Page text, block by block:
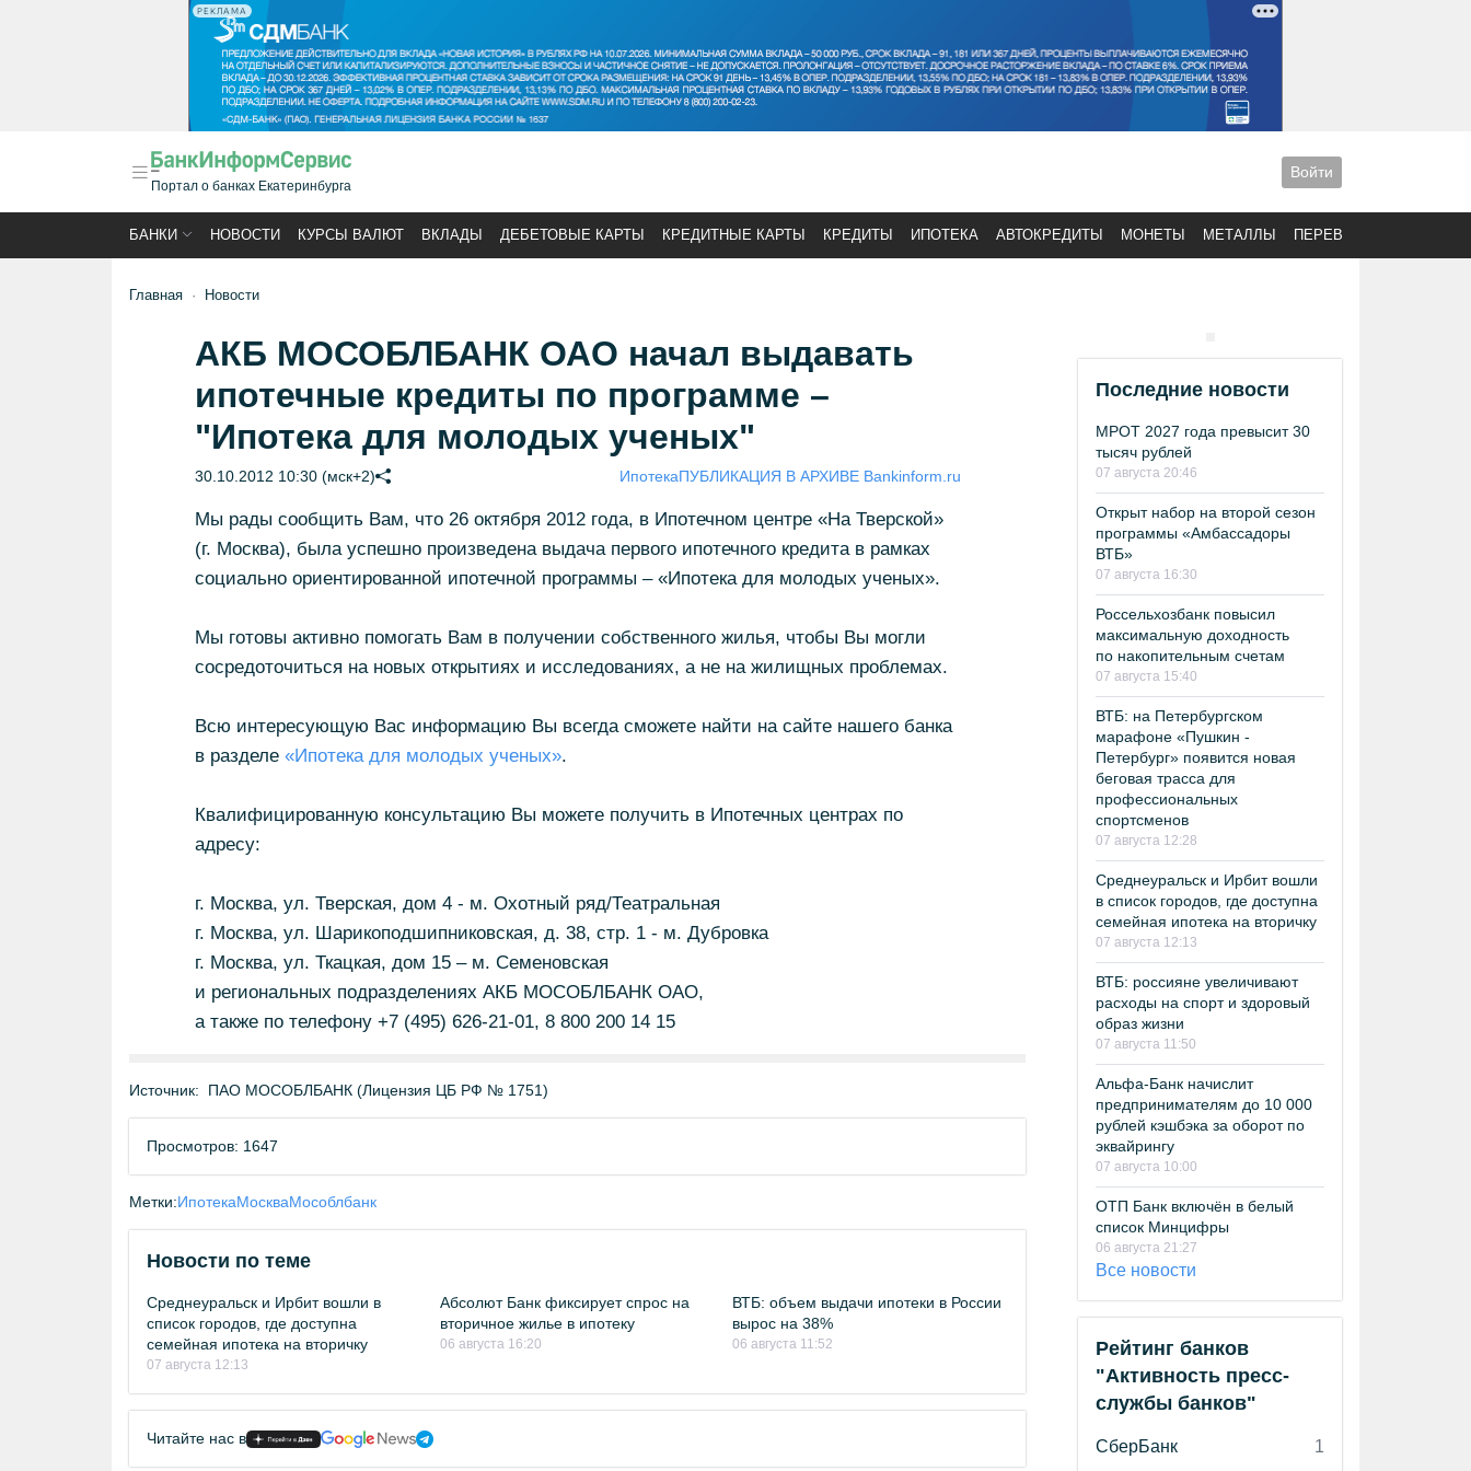
РЕКЛАМА
Портал о банках Екатеринбурга
Войти
БАНКИ НОВОСТИ КУРСЫ ВАЛЮТ ВКЛАДЫ ДЕБЕТОВЫЕ КАРТЫ КРЕДИТНЫЕ КАРТЫ КРЕДИТЫ ИПОТЕКА АВТОКРЕДИТЫ МОНЕТЫ МЕТАЛЛЫ ПЕРЕВОДЫ
Главная Новости
АКБ МОСОБЛБАНК ОАО начал выдавать
ипотечные кредиты по программе –
"Ипотека для молодых ученых"
30.10.2012 10:30 (мск+2) ИпотекаПУБЛИКАЦИЯ В АРХИВЕ Bankinform.ru
Мы рады сообщить Вам, что 26 октября 2012 года, в Ипотечном центре «На Тверской»
(г. Москва), была успешно произведена выдача первого ипотечного кредита в рамках
социально ориентированной ипотечной программы – «Ипотека для молодых ученых».
Мы готовы активно помогать Вам в получении собственного жилья, чтобы Вы могли
сосредоточиться на новых открытиях и исследованиях, а не на жилищных проблемах.
Всю интересующую Вас информацию Вы всегда сможете найти на сайте нашего банка
в разделе «Ипотека для молодых ученых».
Квалифицированную консультацию Вы можете получить в Ипотечных центрах по
адресу:
г. Москва, ул. Тверская, дом 4 - м. Охотный ряд/Театральная
г. Москва, ул. Шарикоподшипниковская, д. 38, стр. 1 - м. Дубровка
г. Москва, ул. Ткацкая, дом 15 – м. Семеновская
и региональных подразделениях АКБ МОСОБЛБАНК ОАО,
а также по телефону +7 (495) 626-21-01, 8 800 200 14 15
Источник: ПАО МОСОБЛБАНК (Лицензия ЦБ РФ № 1751)
Просмотров: 1647
Метки:ИпотекаМоскваМособлбанк
Новости по теме
Среднеуральск и Ирбит вошли в
список городов, где доступна
семейная ипотека на вторичку
07 августа 12:13
Абсолют Банк фиксирует спрос на
вторичное жилье в ипотеку
06 августа 16:20
ВТБ: объем выдачи ипотеки в России
вырос на 38%
06 августа 11:52
Читайте нас в
Последние новости
МРОТ 2027 года превысит 30
тысяч рублей
07 августа 20:46
Открыт набор на второй сезон
программы «Амбассадоры
ВТБ»
07 августа 16:30
Россельхозбанк повысил
максимальную доходность
по накопительным счетам
07 августа 15:40
ВТБ: на Петербургском
марафоне «Пушкин -
Петербург» появится новая
беговая трасса для
профессиональных
спортсменов
07 августа 12:28
Среднеуральск и Ирбит вошли
в список городов, где доступна
семейная ипотека на вторичку
07 августа 12:13
ВТБ: россияне увеличивают
расходы на спорт и здоровый
образ жизни
07 августа 11:50
Альфа-Банк начислит
предпринимателям до 10 000
рублей кэшбэка за оборот по
эквайрингу
07 августа 10:00
ОТП Банк включён в белый
список Минцифры
06 августа 21:27
Все новости
Рейтинг банков
"Активность пресс-
службы банков"
СберБанк
1